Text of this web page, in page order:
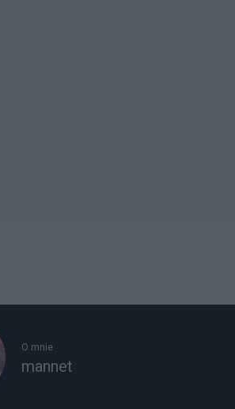
O mnie
mannet